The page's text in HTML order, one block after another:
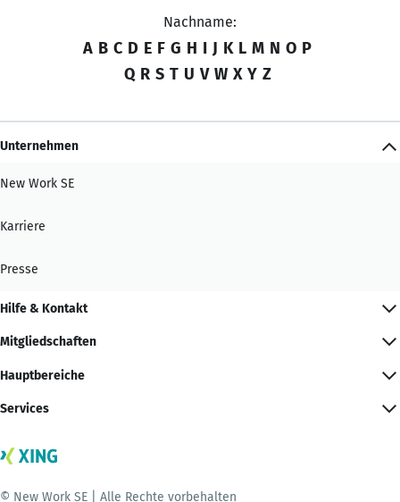
Nachname:
A B C D E F G H I J K L M N O P
Q R S T U V W X Y Z
Unternehmen
New Work SE
Karriere
Presse
Hilfe & Kontakt
Mitgliedschaften
Hauptbereiche
Services
© New Work SE | Alle Rechte vorbehalten